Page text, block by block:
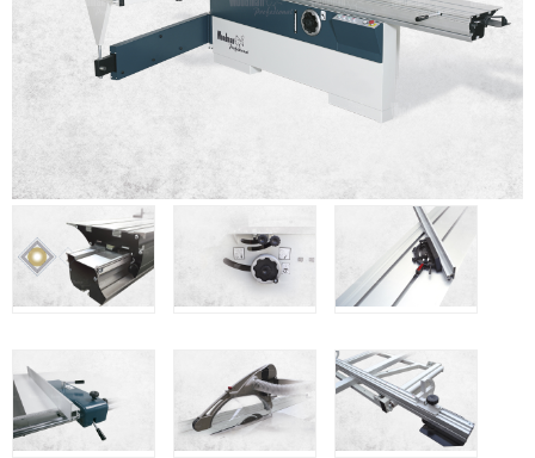
Grapadoras Bateria
Clavadoras Neumáticas Freeman
Grapadoras Neumáticas Freeman
Grapadoras manuales Freeman
UNICAIR
Compresores silenciosos
Compresores Tornillo
Secadores
Clavadoras
Grapadoras
Herramientas
WOODMAN